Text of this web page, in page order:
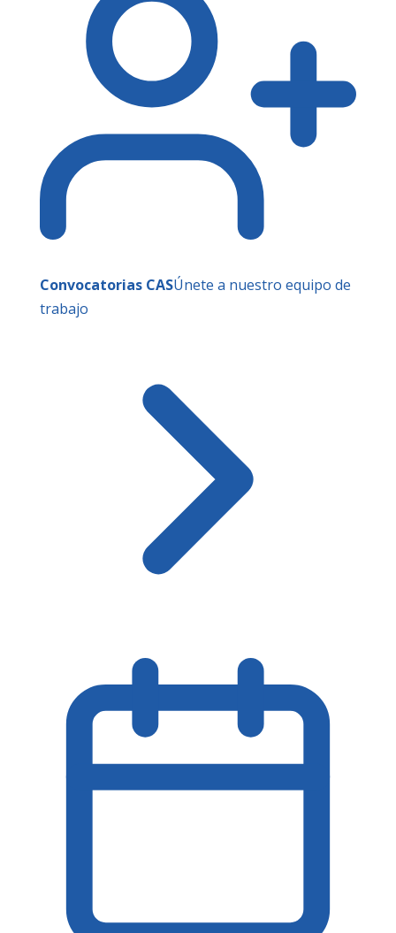
Convocatorias CASÚnete a nuestro equipo de
trabajo